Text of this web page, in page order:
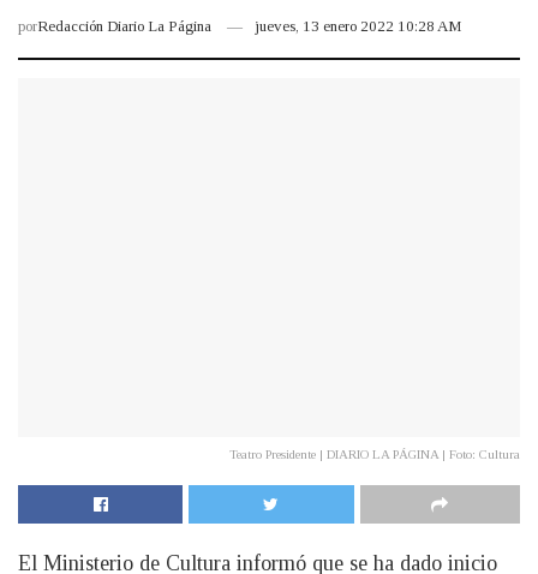
porRedacción Diario La Página jueves, 13 enero 2022 10:28 AM
Teatro Presidente | DIARIO LA PÁGINA | Foto: Cultura
El Ministerio de Cultura informó que se ha dado inicio